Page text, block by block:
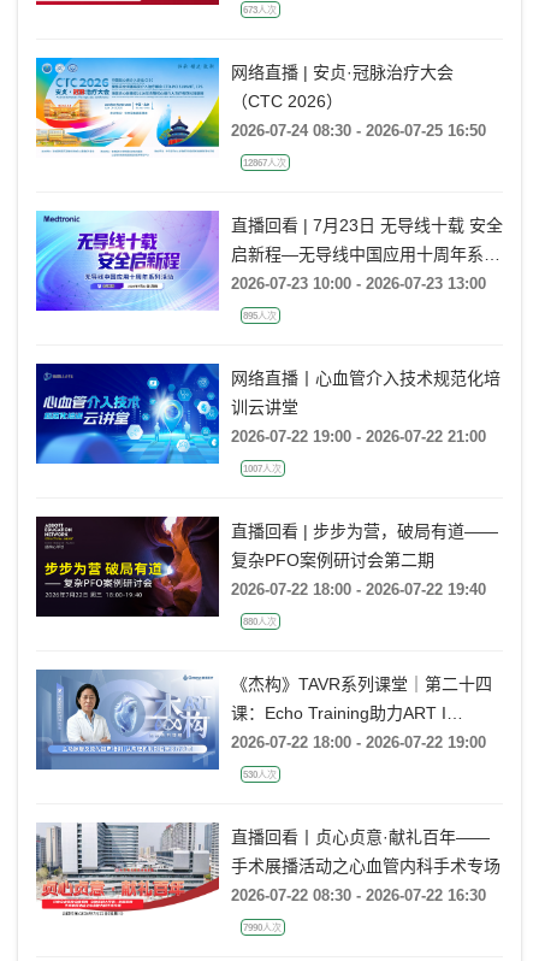
directions
673人次
网络直播 | 安贞·冠脉治疗大会
（CTC 2026）
2026-07-24 08:30 - 2026-07-25 16:50
12867人次
直播回看 | 7月23日 无导线十载 安全
启新程—无导线中国应用十周年系列
活动
2026-07-23 10:00 - 2026-07-23 13:00
895人次
网络直播丨心血管介入技术规范化培
训云讲堂
2026-07-22 19:00 - 2026-07-22 21:00
1007人次
直播回看 | 步步为营，破局有道——
复杂PFO案例研讨会第二期
2026-07-22 18:00 - 2026-07-22 19:40
880人次
《杰构》TAVR系列课堂｜第二十四
课：Echo Training助力ART I
Rebecca T. Hahn教授《主动脉瓣反
流的超声培训：从病理机制到临床诊
2026-07-22 18:00 - 2026-07-22 19:00
530人次
直播回看丨贞心贞意·献礼百年——
手术展播活动之心血管内科手术专场
2026-07-22 08:30 - 2026-07-22 16:30
7990人次